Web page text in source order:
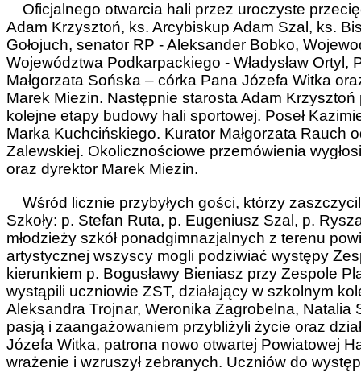
Oficjalnego otwarcia hali przez uroczyste
Adam Krzysztoń, ks. Arcybiskup Adam Szal, ks.
Gołojuch, senator RP - Aleksander Bobko,
Województwa Podkarpackiego - Władysław
Małgorzata Sońska – córka Pana Józefa Witka
Marek Miezin. Następnie starosta Adam
kolejne etapy budowy hali sportowej. Poseł
Marka Kuchcińskiego. Kurator Małgorzata Rauch
Zalewskiej. Okolicznościowe przemówienia
oraz dyrektor Marek Miezin.
Wśród licznie przybyłych gości, którzy
Szkoły: p. Stefan Ruta, p. Eugeniusz Szal, p.
młodzieży szkół ponadgimnazjalnych z terenu
artystycznej wszyscy mogli podziwiać występy
kierunkiem p. Bogusławy Bieniasz przy Zespole
wystąpili uczniowie ZST, działający w szkolnym
Aleksandra Trojnar, Weronika Zagrobelna,
pasją i zaangażowaniem przybliżyli życie oraz
Józefa Witka, patrona nowo otwartej Powiatowej
wrażenie i wzruszył zebranych. Uczniów do